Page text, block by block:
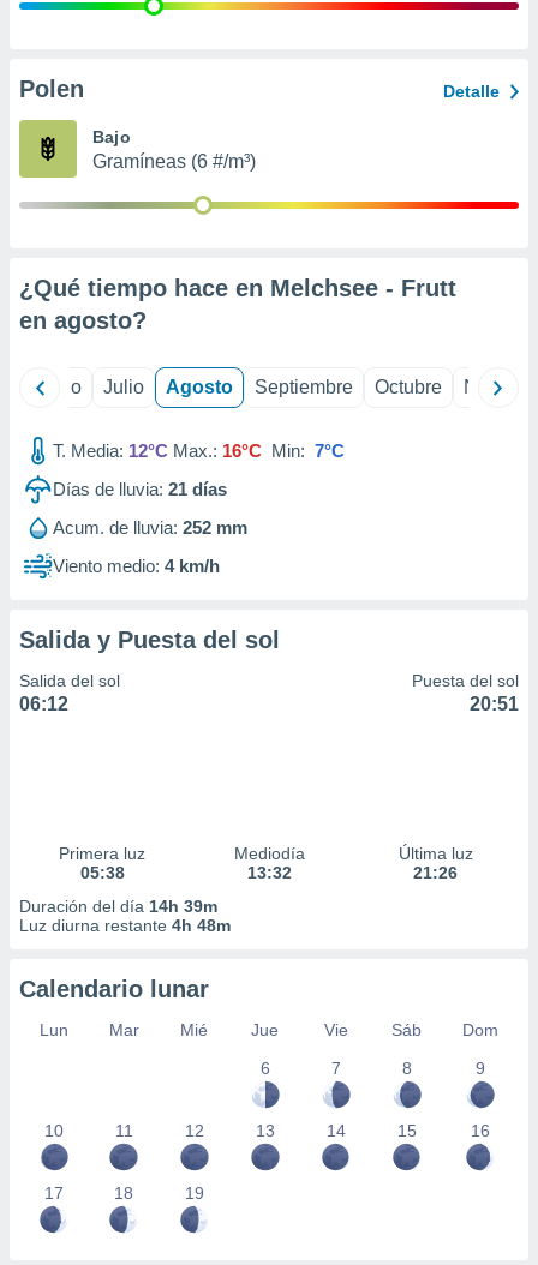
publicidad
de
Polen Detalle
Bajo
Gramíneas (6 #/m³)
¿Qué tiempo hace en Melchsee - Frutt
en agosto?
Junio Julio Agosto Septiembre Octubre
T. Media: 12°C Max.: 16°C Min: 7°C
Días de lluvia: 21 días
Acum. de lluvia: 252 mm
Viento medio: 4 km/h
Salida y Puesta del sol
Salida del sol
06:12
Puesta del sol
20:51
Primera luz
05:38
Mediodía
13:32
Última luz
21:26
Duración del día 14h 39m
Luz diurna restante 4h 48m
Calendario lunar
Lun Mar Mié Jue Vie Sáb
Dom
6
7 8 9
10 11 12 13 14 15 16
17 18 19